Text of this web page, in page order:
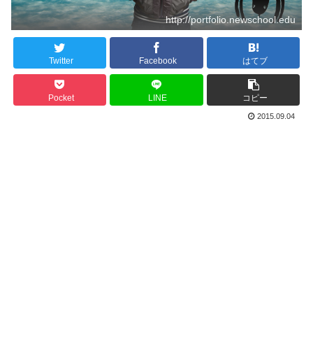
http://portfolio.newschool.edu
Twitter Facebook はてブ
Pocket LINE コピー
2015.09.04